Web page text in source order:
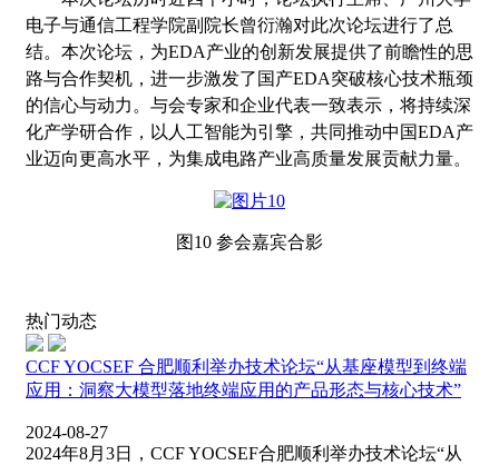
电子与通信工程学院副院长曾衍瀚对此次论坛进行了总
结。 本次论坛 ，为EDA产业的创新发展提供了前瞻性的思
路与合作契机，进一步激发了国产EDA突破核心技术瓶颈
的信心与动力。与会专家和企业代表一致表示，将持续深
化产学研合作，以人工智能为引擎，共同推动中国EDA产
业迈向更高水平，为集成电路产业高质量发展贡献力量。
图10 参会嘉宾合影
热门动态
CCF YOCSEF 合肥顺利举办技术论坛“从基座模型到终端
应用：洞察大模型落地终端应用的产品形态与核心技术”
2024-08-27
2024年8月3日，CCF YOCSEF合肥顺利举办技术论坛“从